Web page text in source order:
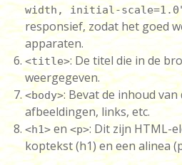
width, initial-
responsief, zodat het goed
apparaten.
<title>: De titel die in de
weergegeven.
<body>: Bevat de inhoud
afbeeldingen, links, etc.
<h1> en <p>: Dit zijn HTML-
koptekst (h1) en een alinea